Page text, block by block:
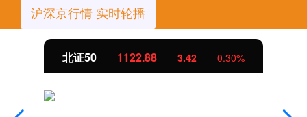
沪深京行情 实时轮播
北证50 1122.88 3.42 0.30%